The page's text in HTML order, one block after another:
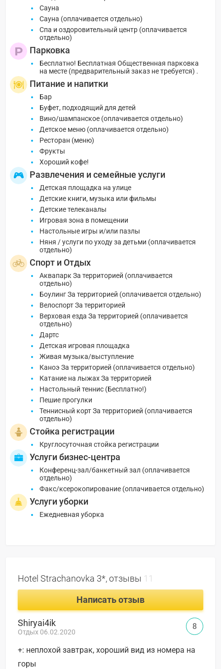
Сауна
Сауна (оплачивается отдельно)
Спа и оздоровительный центр (оплачивается
отдельно)
Парковка
Бесплатно! Бесплатная Общественная парковка
на месте (предварительный заказ не требуется) .
Питание и напитки
Бар
Буфет, подходящий для детей
Вино/шампанское (оплачивается отдельно)
Детское меню (оплачивается отдельно)
Ресторан (меню)
Фрукты
Хороший кофе!
Развлечения и семейные услуги
Детская площадка на улице
Детские книги, музыка или фильмы
Детские телеканалы
Игровая зона в помещении
Настольные игры и/или пазлы
Няня / услуги по уходу за детьми (оплачивается
отдельно)
Спорт и Отдых
Аквапарк За территорией (оплачивается
отдельно)
Боулинг За территорией (оплачивается отдельно)
Велоспорт За территорией
Верховая езда За территорией (оплачивается
отдельно)
Дартс
Детская игровая площадка
Живая музыка/выступление
Каноэ За территорией (оплачивается отдельно)
Катание на лыжах За территорией
Настольный теннис (Бесплатно!)
Пешие прогулки
Теннисный корт За территорией (оплачивается
отдельно)
Стойка регистрации
Круглосуточная стойка регистрации
Услуги бизнес-центра
Конференц-зал/банкетный зал (оплачивается
отдельно)
Факс/ксерокопирование (оплачивается отдельно)
Услуги уборки
Ежедневная уборка
Hotel Strachanovka 3*, отзывы 11
Написать отзыв
Shiryai4ik
Отдых 06.02.2020
+: неплохой завтрак, хороший вид из номера на
горы
8